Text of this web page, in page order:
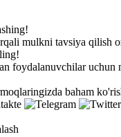
mulkni tavsiya qilish
foydalanuvchilar uchun
baham